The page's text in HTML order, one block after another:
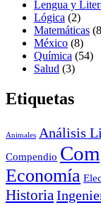
Lengua y
Lógica (2)
Matemáticas
México (8)
Química (54)
Salud (3)
Etiquetas
Animales Análisis
Compendio
Economía
Historia